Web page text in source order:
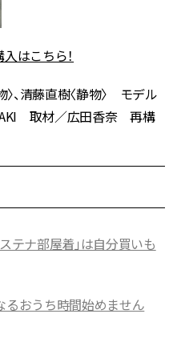
はこちら！
〉、清藤直樹〈静物〉 モデル
取材／広田香奈 再構
テナ部屋着」は自分買いも
るおうち時間始めません